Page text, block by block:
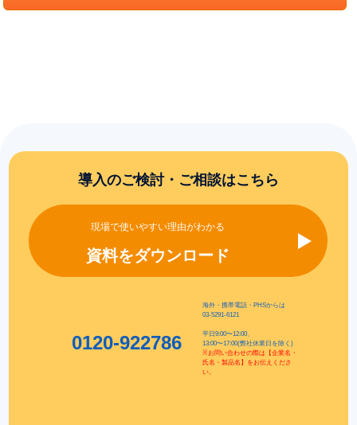
導入のご検討・ご相談はこちら
現場で使いやすい理由がわかる
資料をダウンロード
0120-922786
海外・携帯電話・PHSからは
03-5291-6121
平日9:00〜12:00、
13:00〜17:00(弊社休業日を除く)
※お問い合わせの際は【企業名・
氏名・製品名】をお伝えくださ
い。